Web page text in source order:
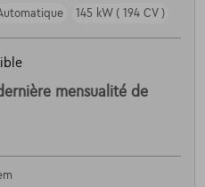
145 kW ( 194 CV )
mensualité de